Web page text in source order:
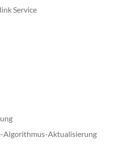
Service
Algorithmus-Aktualisierung